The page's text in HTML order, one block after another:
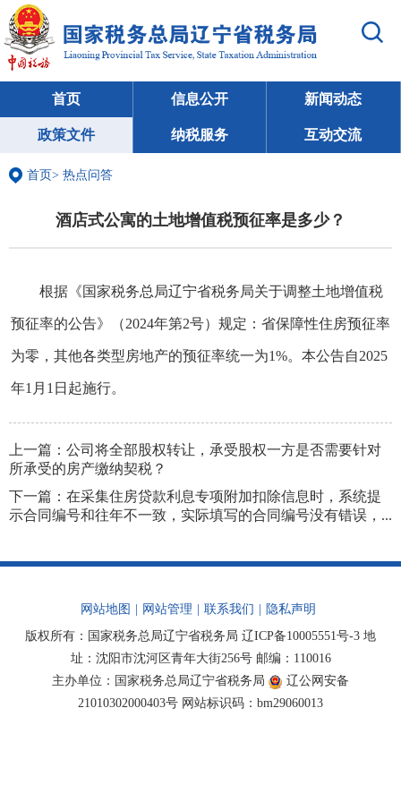
首页 信息公开 新闻动态
政策文件 纳税服务 互动交流
首页> 热点问答
酒店式公寓的土地增值税预征率是多少？
根据《国家税务总局辽宁省税务局关于调整土地增值税
预征率的公告》（2024年第2号）规定：省保障性住房预征率
为零，其他各类型房地产的预征率统一为1%。本公告自2025
年1月1日起施行。
上一篇： 公司将全部股权转让，承受股权一方是否需要针对
所承受的房产缴纳契税？
下一篇： 在采集住房贷款利息专项附加扣除信息时，系统提
示合同编号和往年不一致，实际填写的合同编号没有错误，...
网站地图 网站管理 联系我们
隐私声明
版权所有：国家税务总局辽宁省税务局 辽ICP备10005551号-3 地
址：沈阳市沈河区青年大街256号 邮编：110016
主办单位：国家税务总局辽宁省税务局
辽公网安备
21010302000403号 网站标识码：bm29060013